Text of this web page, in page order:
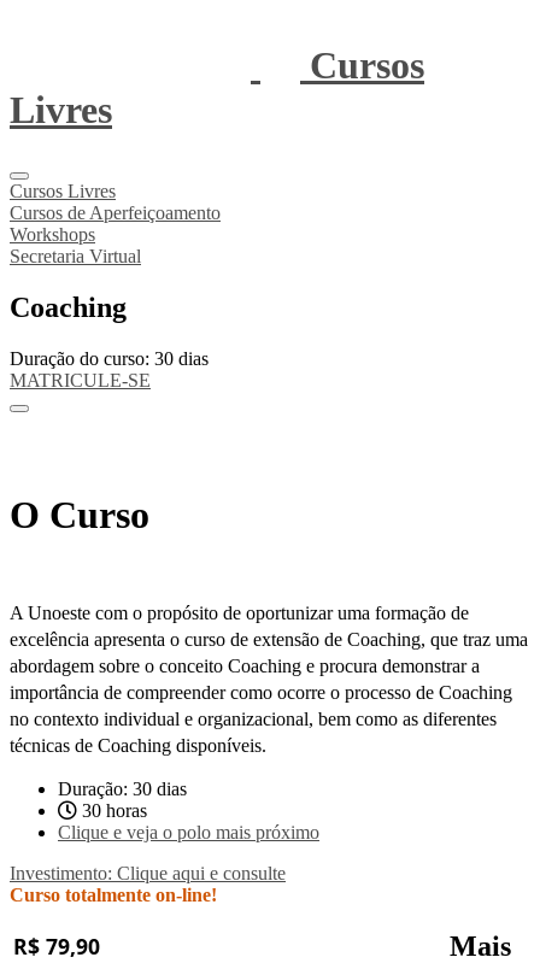
Cursos
Livres
Cursos Livres
Cursos de Aperfeiçoamento
Workshops
Secretaria Virtual
Coaching
Duração do curso: 30 dias
MATRICULE-SE
O Curso
A Unoeste com o propósito de oportunizar uma formação de
excelência apresenta o curso de extensão de Coaching, que traz uma
abordagem sobre o conceito Coaching e procura demonstrar a
importância de compreender como ocorre o processo de Coaching
no contexto individual e organizacional, bem como as diferentes
técnicas de Coaching disponíveis.
Duração: 30 dias
30 horas
Clique e veja o polo mais próximo
Investimento: Clique aqui e consulte
Curso totalmente on-line!
R$ 79,90 Mais